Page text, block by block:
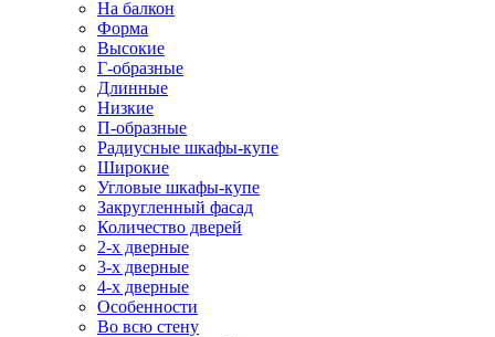
На балкон
Форма
Высокие
Г-образные
Длинные
Низкие
П-образные
Радиусные шкафы-купе
Широкие
Угловые шкафы-купе
Закругленный фасад
Количество дверей
2-х дверные
3-х дверные
4-х дверные
Особенности
Во всю стену